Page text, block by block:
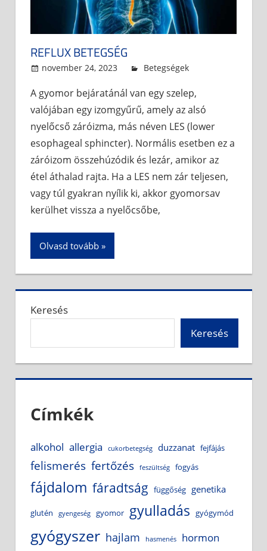
REFLUX BETEGSÉG
november 24, 2023 admin
Betegségek
A gyomor bejáratánál van egy szelep,
valójában egy izomgyűrű, amely az alsó
nyelőcső záróizma, más néven LES (lower
esophageal sphincter). Normális esetben ez a
záróizom összehúzódik és lezár, amikor az
étel áthalad rajta. Ha a LES nem zár teljesen,
vagy túl gyakran nyílik ki, akkor gyomorsav
kerülhet vissza a nyelőcsőbe,
Olvasd tovább
Keresés
Keresés
Címkék
alkohol allergia cukorbetegség duzzanat fejfájás
felismerés fertőzés feszültség fogyás
fájdalom fáradtság függőség genetika
glutén gyengeség gyomor gyulladás gyógymód
gyógyszer hajlam hasmenés hormon